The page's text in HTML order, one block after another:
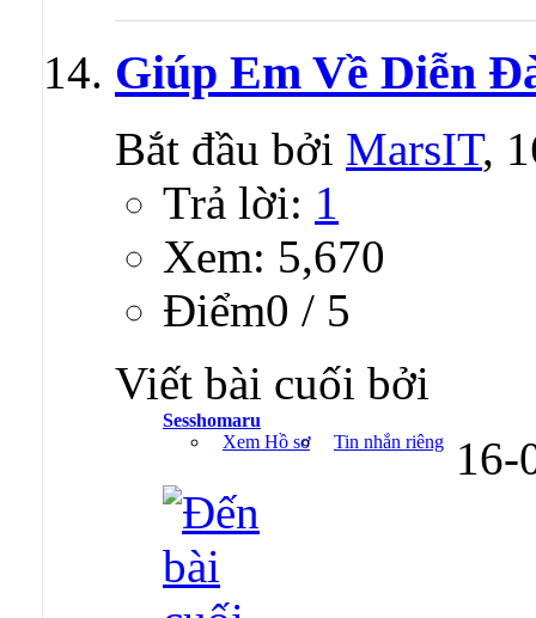
Giúp Em Về Diễn
Bắt đầu bởi MarsIT,
Trả lời: 1
Xem: 5,670
Ðiểm0 / 5
Viết bài cuối bởi
Sesshomaru
Xem Hồ sơ
Tin nhắn riêng